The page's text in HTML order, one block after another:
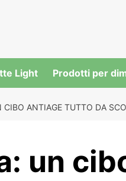
Light Prodotti per
CIBO ANTIAGE TUTTO DA
un